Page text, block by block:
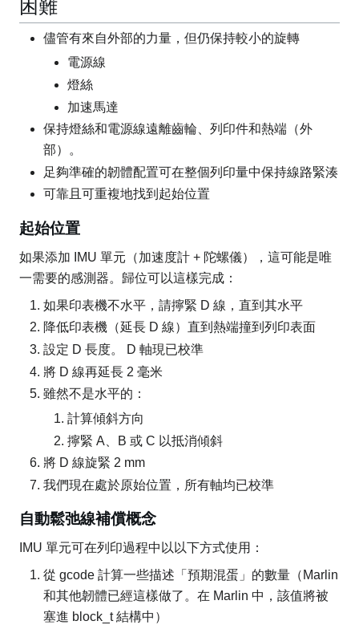
困難
儘管有來自外部的力量，但仍保持較小的旋轉
電源線
燈絲
加速馬達
保持燈絲和電源線遠離齒輪、列印件和熱端（外
部）。
足夠準確的韌體配置可在整個列印量中保持線路緊湊
可靠且可重複地找到起始位置
起始位置
如果添加 IMU 單元（加速度計 + 陀螺儀），這可能是唯
一需要的感測器。歸位可以這樣完成：
如果印表機不水平，請擰緊 D 線，直到其水平
降低印表機（延長 D 線）直到熱端撞到列印表面
設定 D 長度。 D 軸現已校準
將 D 線再延長 2 毫米
雖然不是水平的：
計算傾斜方向
擰緊 A、B 或 C 以抵消傾斜
將 D 線旋緊 2 mm
我們現在處於原始位置，所有軸均已校準
自動鬆弛線補償概念
IMU 單元可在列印過程中以以下方式使用：
從 gcode 計算一些描述「預期混蛋」的數量（Marlin
和其他韌體已經這樣做了。在 Marlin 中，該值將被
塞進 block_t 結構中）